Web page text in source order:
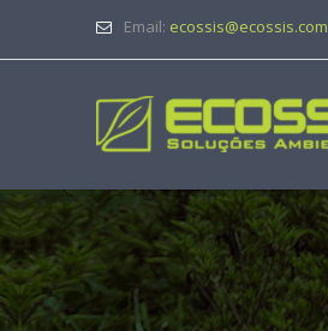
Email: ecossis@ecossis.com